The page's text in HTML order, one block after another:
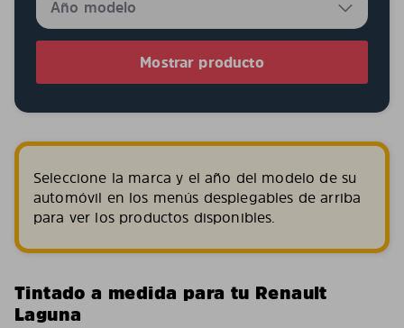
Mostrar producto
Seleccione la marca y el año del modelo de su
automóvil en los menús desplegables de arriba
para ver los productos disponibles.
Tintado a medida para tu Renault
Laguna